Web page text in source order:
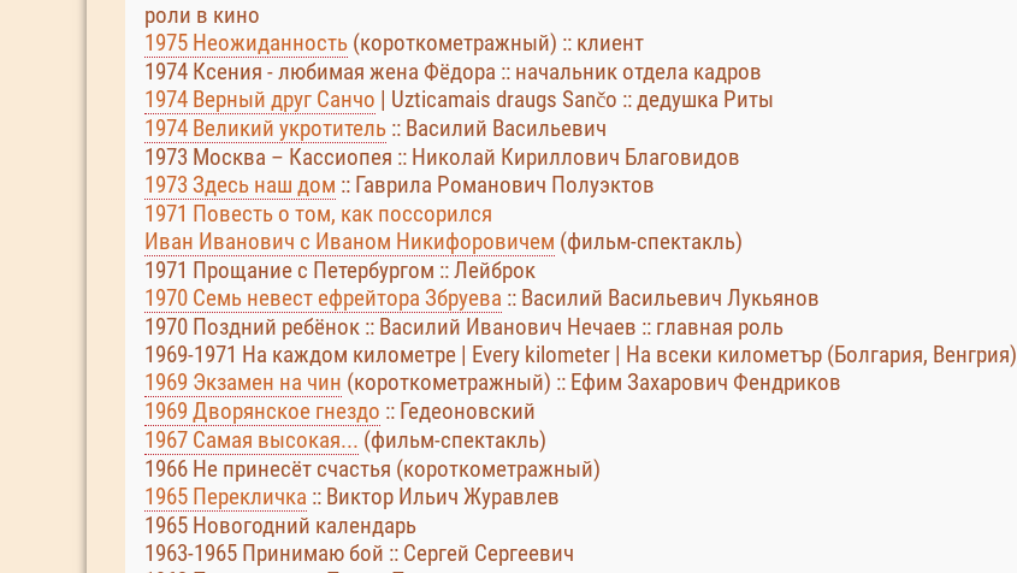
роли в кино
1975 Неожиданность (короткометражный) :: клиент
1974 Ксения - любимая жена Фёдора :: начальник отдела кадров
1974 Верный друг Санчо | Uzticamais draugs Sančo :: дедушка Риты
1974 Великий укротитель :: Василий Васильевич
1973 Москва – Кассиопея :: Николай Кириллович Благовидов
1973 Здесь наш дом :: Гаврила Романович Полуэктов
1971 Повесть о том, как поссорился
Иван Иванович с Иваном Никифоровичем (фильм-спектакль)
1971 Прощание с Петербургом :: Лейброк
1970 Семь невест ефрейтора Збруева :: Василий Васильевич Лукьянов
1970 Поздний ребёнок :: Василий Иванович Нечаев :: главная роль
1969-1971 На каждом километре | Every kilometer | На всеки километър (Болгария, Венгрия)
1969 Экзамен на чин (короткометражный) :: Ефим Захарович Фендриков
1969 Дворянское гнездо :: Гедеоновский
1967 Самая высокая... (фильм-спектакль)
1966 Не принесёт счастья (короткометражный)
1965 Перекличка :: Виктор Ильич Журавлев
1965 Новогодний календарь
1963-1965 Принимаю бой :: Сергей Сергеевич